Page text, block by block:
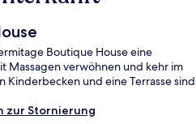
Boutique House eine
Massagen verwöhnen und kehr im
Kinderbecken und eine Terrasse sind
zur Stornierung